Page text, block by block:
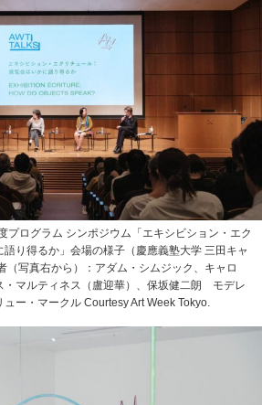
プログラム シンポジウム「エキシビション・エク
り得るか」会場の様子（慶應義塾大学 三田キャ
（写真右から）：アダム・シムジック、キャロ
・マルティネス（盧迎華）、保坂健二朗 モデレ
ー・マークル Courtesy Art Week Tokyo.